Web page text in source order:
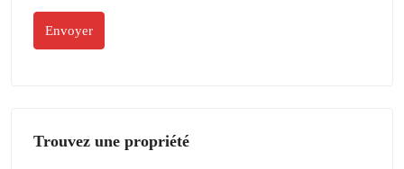
Trouvez une propriété